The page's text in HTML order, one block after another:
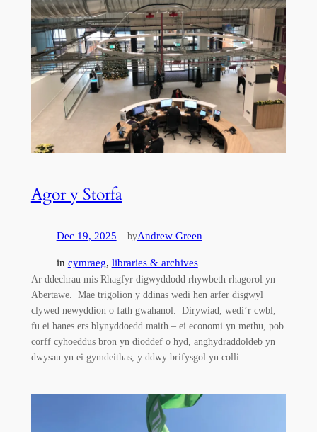
Agor y Storfa
Dec 19, 2025—byAndrew Green
in cymraeg, libraries & archives
Ar ddechrau mis Rhagfyr digwyddodd rhywbeth rhagorol yn
Abertawe. Mae trigolion y ddinas wedi hen arfer disgwyl
clywed newyddion o fath gwahanol. Dirywiad, wedi’r cwbl,
fu ei hanes ers blynyddoedd maith – ei economi yn methu, pob
corff cyhoeddus bron yn dioddef o hyd, anghydraddoldeb yn
dwysau yn ei gymdeithas, y ddwy brifysgol yn colli…